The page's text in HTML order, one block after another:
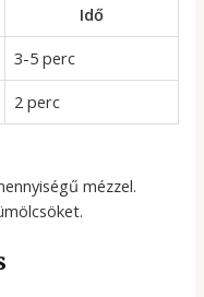
Idő
3-5 perc
2 perc
mézzel.